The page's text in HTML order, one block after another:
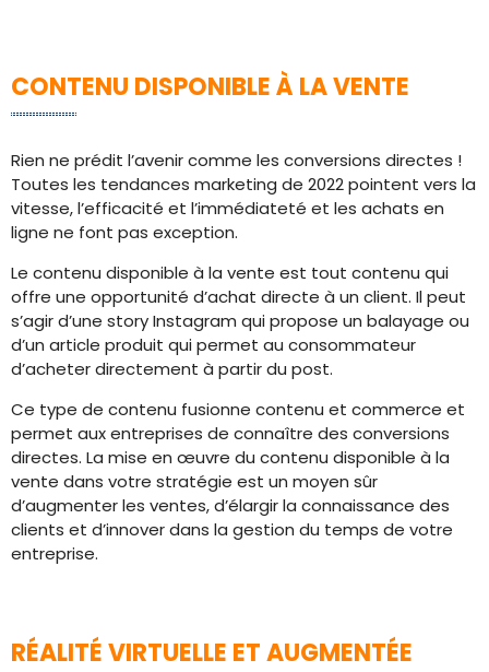
CONTENU DISPONIBLE À LA VENTE
Rien ne prédit l’avenir comme les conversions directes !
Toutes les tendances marketing de 2022 pointent vers la
vitesse, l’efficacité et l’immédiateté et les achats en
ligne ne font pas exception.
Le contenu disponible à la vente est tout contenu qui
offre une opportunité d’achat directe à un client. Il peut
s’agir d’une story Instagram qui propose un balayage ou
d’un article produit qui permet au consommateur
d’acheter directement à partir du post.
Ce type de contenu fusionne contenu et commerce et
permet aux entreprises de connaître des conversions
directes. La mise en œuvre du contenu disponible à la
vente dans votre stratégie est un moyen sûr
d’augmenter les ventes, d’élargir la connaissance des
clients et d’innover dans la gestion du temps de votre
entreprise.
RÉALITÉ VIRTUELLE ET AUGMENTÉE